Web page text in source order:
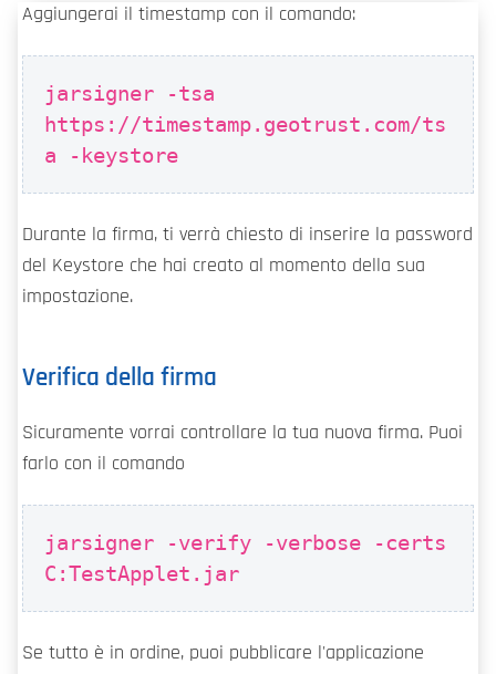
Aggiungerai il timestamp con il comando:
jarsigner -tsa
https://timestamp.geotrust.com/ts
a -keystore
Durante la firma, ti verrà chiesto di inserire la password
del Keystore che hai creato al momento della sua
impostazione.
Verifica della firma
Sicuramente vorrai controllare la tua nuova firma. Puoi
farlo con il comando
jarsigner -verify -verbose -certs
C:TestApplet.jar
Se tutto è in ordine, puoi pubblicare l'applicazione